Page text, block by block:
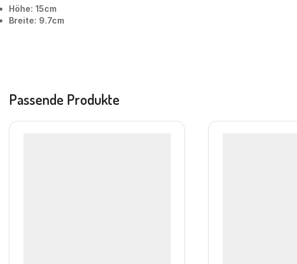
Höhe: 15cm
Breite: 9.7cm
Passende Produkte